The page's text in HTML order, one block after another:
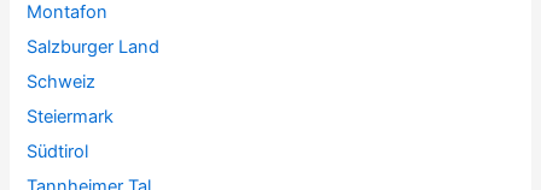
Montafon
Salzburger Land
Schweiz
Steiermark
Südtirol